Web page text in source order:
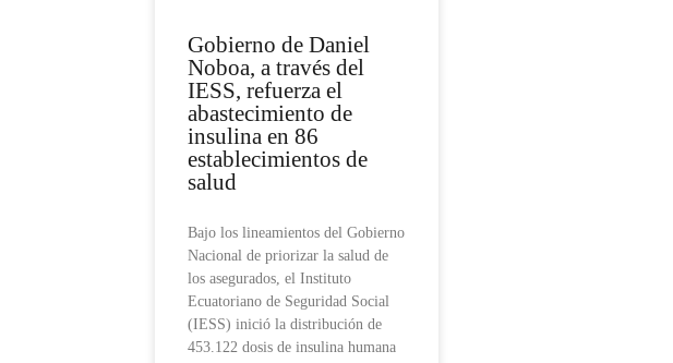
Gobierno de Daniel
Noboa, a través del
IESS, refuerza el
abastecimiento de
insulina en 86
establecimientos de
salud
Bajo los lineamientos del Gobierno
Nacional de priorizar la salud de
los asegurados, el Instituto
Ecuatoriano de Seguridad Social
(IESS) inició la distribución de
453.122 dosis de insulina humana